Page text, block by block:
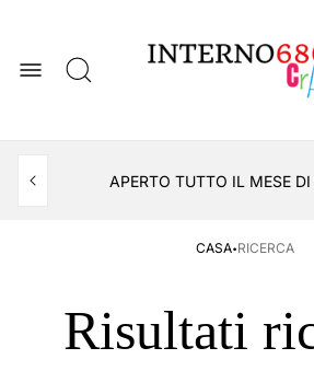
del
negozio
APERTO TUTTO IL MESE
CASA·RICERCA
Risultati